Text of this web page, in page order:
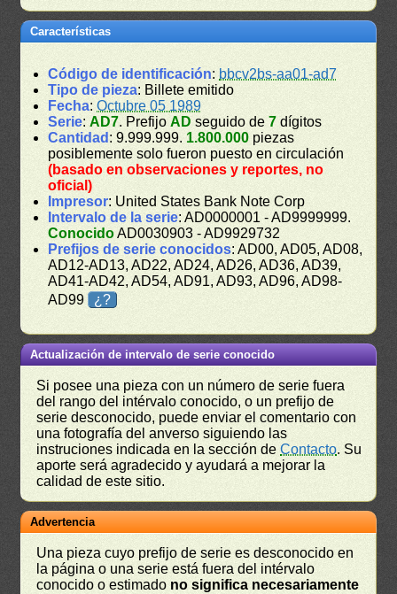
Características
Código de identificación: bbcv2bs-aa01-ad7
Tipo de pieza: Billete emitido
Fecha:Octubre 05 1989
Serie:AD7. PrefijoAD seguido de7 dígitos
Cantidad : 9.999.999. 1.800.000 piezas
posiblemente solo fueron puesto en circulación
(basado en observaciones y reportes, no
oficial)
Impresor: United States Bank Note Corp
Intervalo de la serie: AD0000001 - AD9999999.
ConocidoAD0030903 - AD9929732
Prefijos de serie conocidos: AD00, AD05, AD08,
AD12-AD13, AD22, AD24, AD26, AD36, AD39,
AD41-AD42, AD54, AD91, AD93, AD96, AD98-
AD99
¿?
Actualización de intervalo de serie conocido
Si posee una pieza con un número de serie fuera
del rango del intérvalo conocido, o un prefijo de
serie desconocido, puede enviar el comentario con
una fotografía del anverso siguiendo las
instruciones indicada en la sección deContacto. Su
aporte será agradecido y ayudará a mejorar la
calidad de este sitio.
Advertencia
Una pieza cuyo prefijo de serie es desconocido en
la página o una serie está fuera del intérvalo
conocido o estimado no significa necesariamente